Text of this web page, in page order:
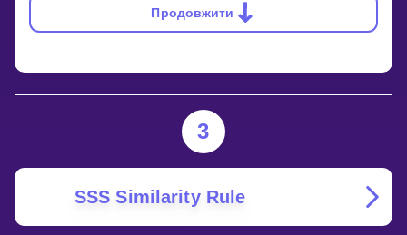
Продовжити
3
SSS Similarity Rule